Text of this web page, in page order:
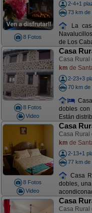
8 Fotos
2-4+1
73 km de
La
de Los
8 Fotos
Video
Casa
Casa Rural
km de
2-23+3
70 km de
dobles
Están
8 Fotos
Video
Casa
Casa Rural
km de
2-13+1
77 km de
Casa
dobles,
Casa
Casa Rural